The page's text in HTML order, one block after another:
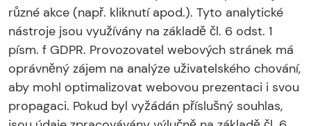
různé akce (např. kliknutí apod.). Tyto analytické
nástroje jsou využívány na základě čl. 6 odst. 1
písm. f GDPR. Provozovatel webových stránek má
oprávněný zájem na analýze uživatelského chování,
aby mohl optimalizovat webovou prezentaci i svou
propagaci. Pokud byl vyžádán příslušný souhlas,